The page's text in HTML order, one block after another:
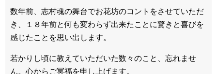
数年前、志村魂の舞台でお花坊のコントをさせていただ
き、１８年前と何も変わらず出来たことに驚きと喜びを
感じたことを思い出します。
若かりし頃に教えていただいた数々のこと、忘れませ
ん。心からご冥福を申し上げます。